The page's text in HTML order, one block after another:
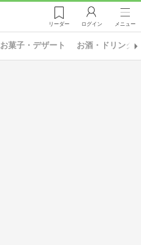
リーダー ログイン メニュー
お菓子・デザート お酒・ドリンク